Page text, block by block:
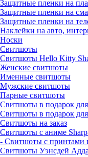
Защитные пленки на
Защитные пленки на
Защитные пленки на
Наклейки на авто,
Носки
Свитшоты
Cвитшоты Hello Kitty
Женские свитшоты
Именные свитшоты
Мужские свитшоты
Парные свитшоты
Свитшоты в подарок
Свитшоты в подарок
Свитшоты на заказ
Свитшоты с аниме
- Свитшоты с принтами
Свитшоты Уэнсдей